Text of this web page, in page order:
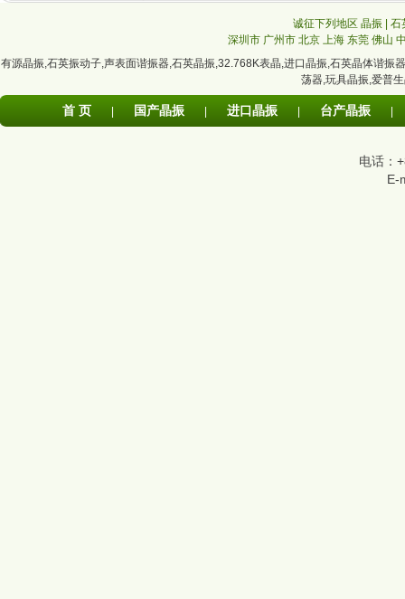
诚征下列地区 晶振 |
深圳市 广州市 北京 上海 东莞 佛山
有源晶振,石英振动子,声表面谐振器,石英晶振,32.768K表晶,进口晶振,石英晶体谐振器
荡器,玩具晶振,爱普
首 页 国产晶振 进口晶振 台产晶振
电话：
E-